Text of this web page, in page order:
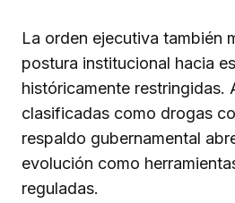
La orden ejecutiva también
postura institucional hacia
históricamente restringidas.
clasificadas como drogas
respaldo gubernamental
evolución como
reguladas.